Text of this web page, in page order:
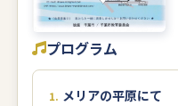
プログラム
メリアの平原にて